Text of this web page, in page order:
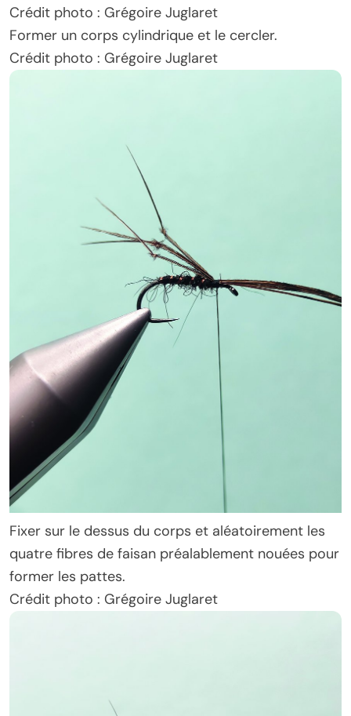
Crédit photo : Grégoire Juglaret
Former un corps cylindrique et le cercler.
Crédit photo : Grégoire Juglaret
Fixer sur le dessus du corps et aléatoirement les
quatre fibres de faisan préalablement nouées pour
former les pattes.
Crédit photo : Grégoire Juglaret